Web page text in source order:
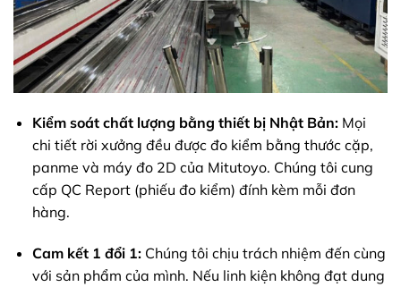
Kiểm soát chất lượng bằng thiết bị Nhật Bản:Mọi
chi tiết rời xưởng đều được đo kiểm bằng thước cặp,
panme và máy đo 2D của Mitutoyo. Chúng tôi cung
cấp QC Report (phiếu đo kiểm) đính kèm mỗi đơn
hàng.
Cam kết 1 đổi 1:Chúng tôi chịu trách nhiệm đến cùng
với sản phẩm của mình. Nếu linh kiện không đạt dung